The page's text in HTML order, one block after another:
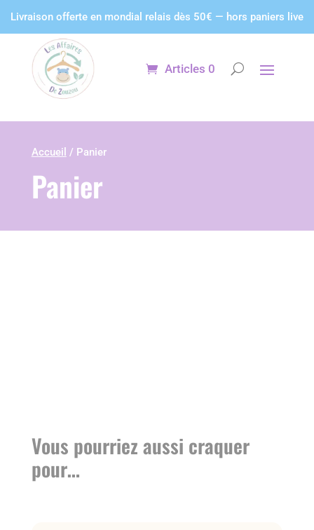
Livraison offerte en mondial relais dès 50€ — hors paniers live
Articles 0
Accueil / Panier
Panier
Vous pourriez aussi craquer
pour…
Panneau de gestion des cookies